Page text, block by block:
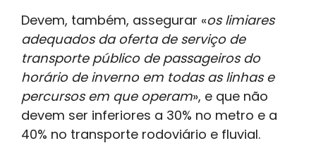
Devem, também, assegurar «os limiares
adequados da oferta de serviço de
transporte público de passageiros do
horário de inverno em todas as linhas e
percursos em que operam», e que não
devem ser inferiores a 30% no metro e a
40% no transporte rodoviário e fluvial.